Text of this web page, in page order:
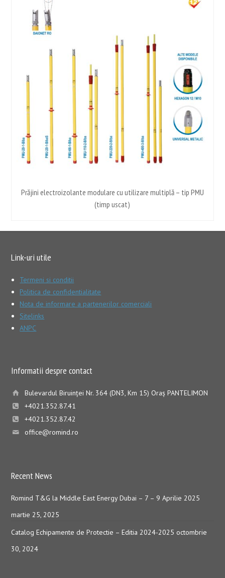
Prăjini electroizolante modulare cu utilizare multiplă – tip PMU
(timp uscat)
Link-uri utile
Termeni si conditii
Politica de confidentialitate
Nota de informare a partenerilor comerciali
Sitelinks
ANPC
Informatii despre contact
Bulevardul Biruinţei Nr. 364 (DN3, Km 15) Oraş PANTELIMON
+4021.352.87.41
+4021.352.87.42
office@romind.ro
Recent News
Romind T&G la Middle East Energy Dubai – 7 – 9 Aprilie 2025
martie 25, 2025
Catalog Echipamente de Protectie – Editia 2024-2025 octombrie
30, 2024